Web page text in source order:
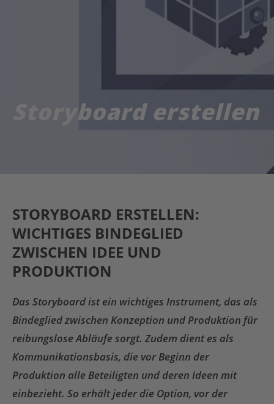
Storyboard erstellen
STORYBOARD ERSTELLEN:
WICHTIGES BINDEGLIED
ZWISCHEN IDEE UND
PRODUKTION
Das Storyboard ist ein wichtiges Instrument, das als
Bindeglied zwischen Konzeption und Produktion für
reibungslose Abläufe sorgt. Zudem dient es als
Kommunikationsbasis, die vor Beginn der
Produktion alle Beteiligten und deren Ideen mit
einbezieht. So erhält jeder die Option, vor der